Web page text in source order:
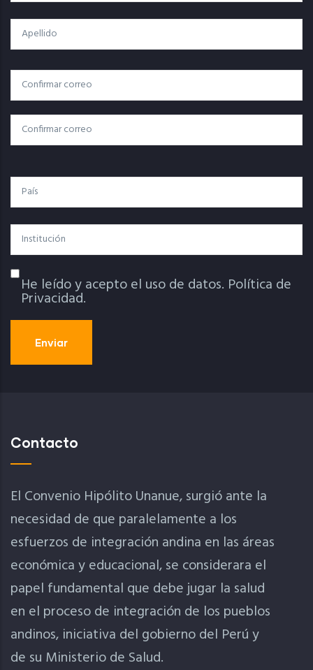
Apellido
Correo
Electrónico
Correo Electrónico
Confirmar Correo
País
Institución
Política De Privacidad
He leído y acepto el uso de datos. Política de
Privacidad.
Contacto
El Convenio Hipólito Unanue, surgió ante la
necesidad de que paralelamente a los
esfuerzos de integración andina en las áreas
económica y educacional, se considerara el
papel fundamental que debe jugar la salud
en el proceso de integración de los pueblos
andinos, iniciativa del gobierno del Perú y
de su Ministerio de Salud.